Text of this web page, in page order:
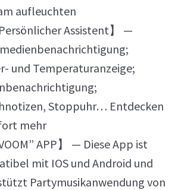
aufleuchten
Persönlicher Assistent】 —
und Temperaturanzeige;
Stoppuhr… Entdecken
mehr
APP】 — Diese App ist
mit IOS und Android und
Partymusikanwendung von